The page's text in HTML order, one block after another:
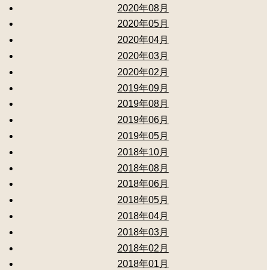
2020年08月
2020年05月
2020年04月
2020年03月
2020年02月
2019年09月
2019年08月
2019年06月
2019年05月
2018年10月
2018年08月
2018年06月
2018年05月
2018年04月
2018年03月
2018年02月
2018年01月